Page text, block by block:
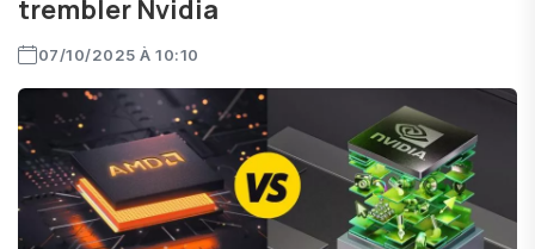
trembler Nvidia
07/10/2025 À 10:10